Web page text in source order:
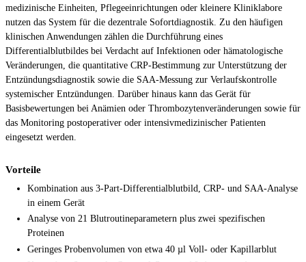
medizinische Einheiten, Pflegeeinrichtungen oder kleinere Kliniklabore
nutzen das System für die dezentrale Sofortdiagnostik. Zu den häufigen
klinischen Anwendungen zählen die Durchführung eines
Differentialblutbildes bei Verdacht auf Infektionen oder hämatologische
Veränderungen, die quantitative CRP-Bestimmung zur Unterstützung der
Entzündungsdiagnostik sowie die SAA-Messung zur Verlaufskontrolle
systemischer Entzündungen. Darüber hinaus kann das Gerät für
Basisbewertungen bei Anämien oder Thrombozytenveränderungen sowie für
das Monitoring postoperativer oder intensivmedizinischer Patienten
eingesetzt werden.
Vorteile
Kombination aus 3-Part-Differentialblutbild, CRP- und SAA-Analyse
in einem Gerät
Analyse von 21 Blutroutineparametern plus zwei spezifischen
Proteinen
Geringes Probenvolumen von etwa 40 µl Voll- oder Kapillarblut